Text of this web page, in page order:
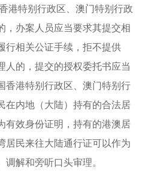
港特别行政区、澳门特别行政
，办案人员应当要求其提交相
行相关公证手续，拒不提供
人的，提交的授权委托书应当
香港特别行政区、澳门特别行
在内地（大陆）持有的合法居
有效身份证明，持有的港澳居
居民来往大陆通行证可以作为
解和旁听口头审理。